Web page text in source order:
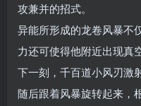
攻兼并的招式。
异能所形成的龙卷风暴不
力还可使得他附近出现真
下一刻，千百道小风刃激
随后跟着风暴旋转起来，